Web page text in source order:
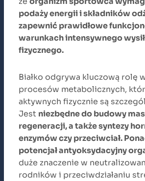
podaży energii i składników
zapewnić prawidłowe
warunkach intensywnego
fizycznego.
Białko odgrywa kluczową rolę
procesów metabolicznych,
aktywnych fizycznie są
Jest niezbędne do budowy
regeneracji, a także syntezy
enzymów czy przeciwciał.
potencjał antyoksydacyjny
duże znaczenie w
rodników i przeciwdziałaniu